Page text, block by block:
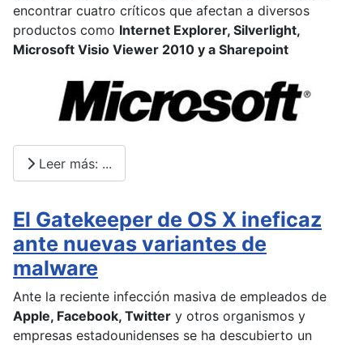
encontrar cuatro críticos que afectan a diversos
productos como Internet Explorer, Silverlight,
Microsoft Visio Viewer 2010 y a Sharepoint
Leer más: ...
El Gatekeeper de OS X ineficaz
ante nuevas variantes de
malware
Ante la reciente infección masiva de empleados de
Apple, Facebook, Twitter y otros organismos y
empresas estadounidenses se ha descubierto un